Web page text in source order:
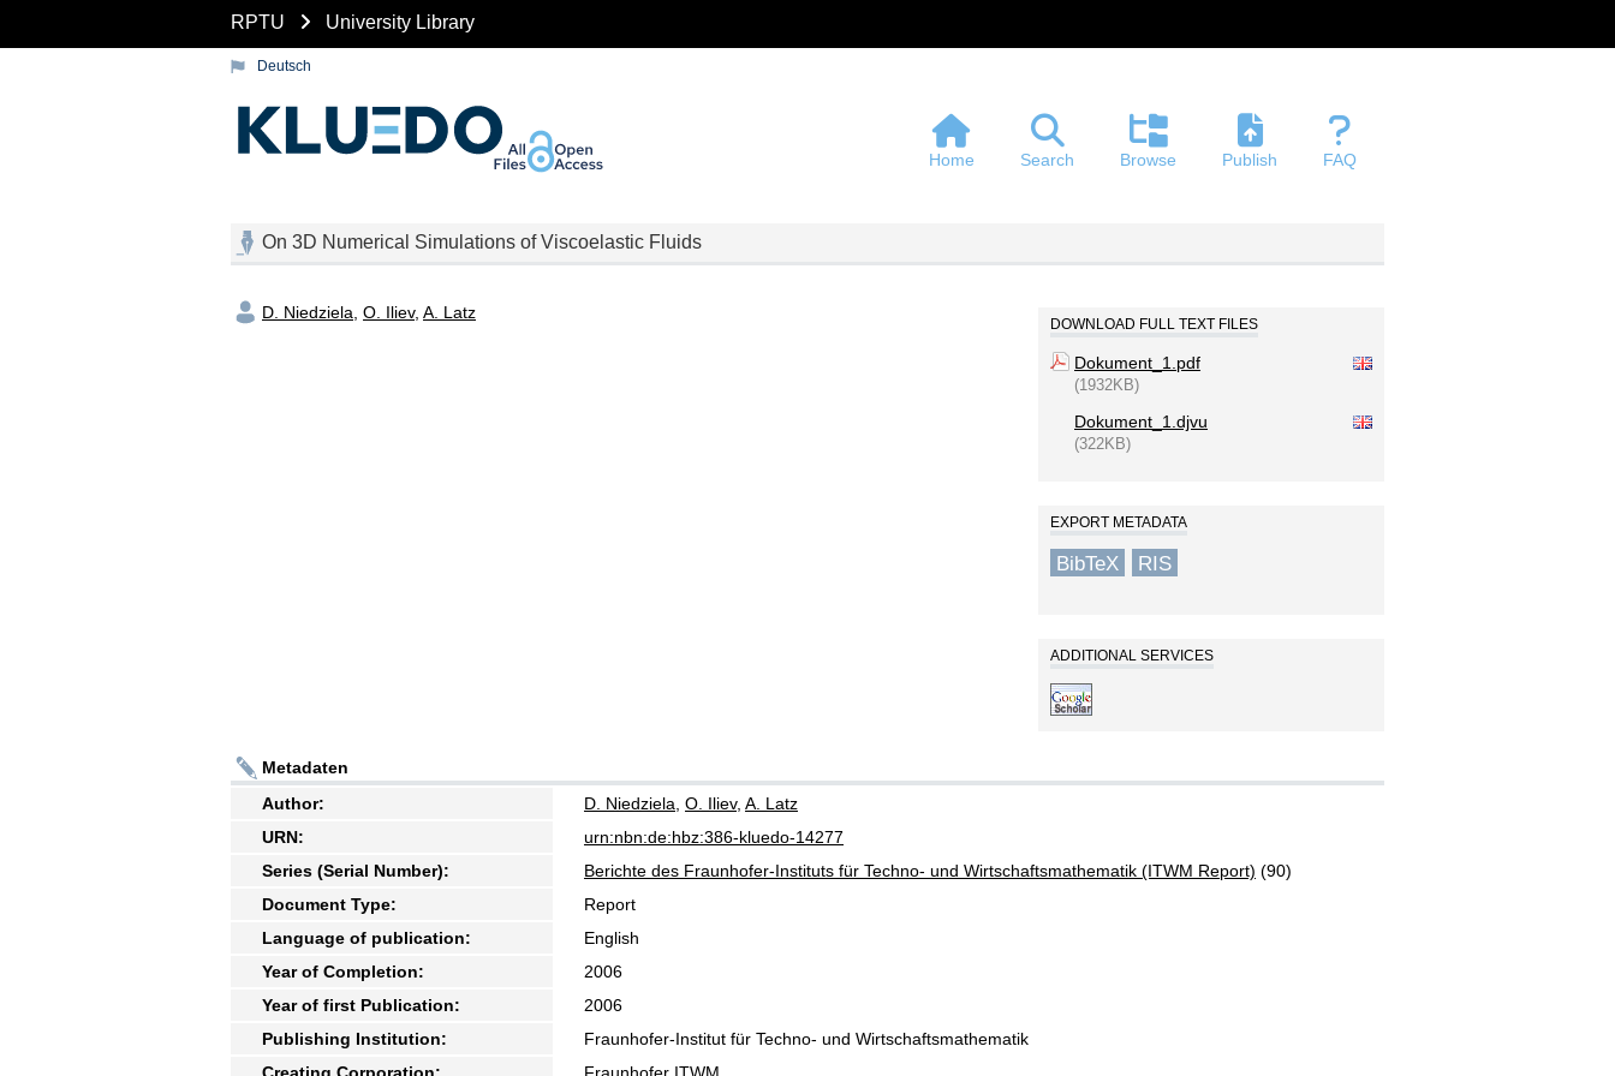
RPTU University Library
Deutsch
Home Search Browse Publish FAQ
On 3D Numerical Simulations of Viscoelastic Fluids
D. Niedziela O. Iliev, A. Latz
DOWNLOAD FULL TEXT FILES
Dokument_1.pdf
(1932KB)
Dokument_1.djvu
(322KB)
EXPORT METADATA
BibTeX RIS
ADDITIONAL SERVICES
Metadaten
Author:
D. Niedziela O. Iliev, A. Latz
URN:
urn:nbn:de:hbz:386-kluedo-14277
Series (Serial Number):
Berichte des Fraunhofer-Instituts für Techno- und Wirtschaftsmathematik (ITWM Report) (90)
Document Type:
Report
Language of publication:
English
Year of Completion:
2006
Year of first Publication:
2006
Publishing Institution:
Fraunhofer-Institut für Techno- und Wirtschaftsmathematik